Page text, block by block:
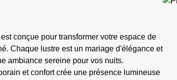
est conçue pour transformer votre espace de
Chaque lustre est un mariage d'élégance et
ambiance sereine pour vos nuits.
et confort crée une présence lumineuse